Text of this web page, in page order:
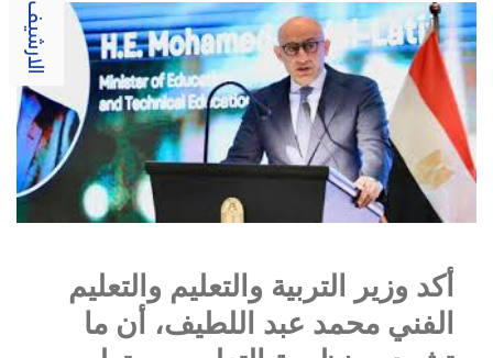
الارشيف
أكد وزير التربية والتعليم والتعليم
الفني محمد عبد اللطيف، أن ما